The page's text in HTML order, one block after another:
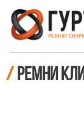
/ Ремни